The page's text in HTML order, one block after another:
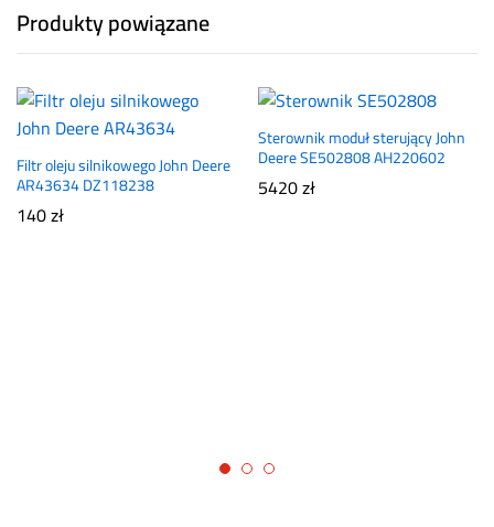
Produkty powiązane
Filtr oleju silnikowego John Deere
AR43634 DZ118238
140zł
Sterownik moduł sterujący John
Deere SE502808 AH220602
5420zł